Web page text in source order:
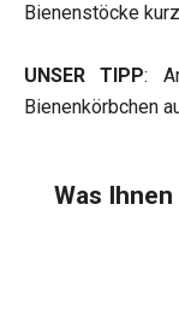
Bienenstöcke
UNSER TIPP:
Bienenkörbchen
Was